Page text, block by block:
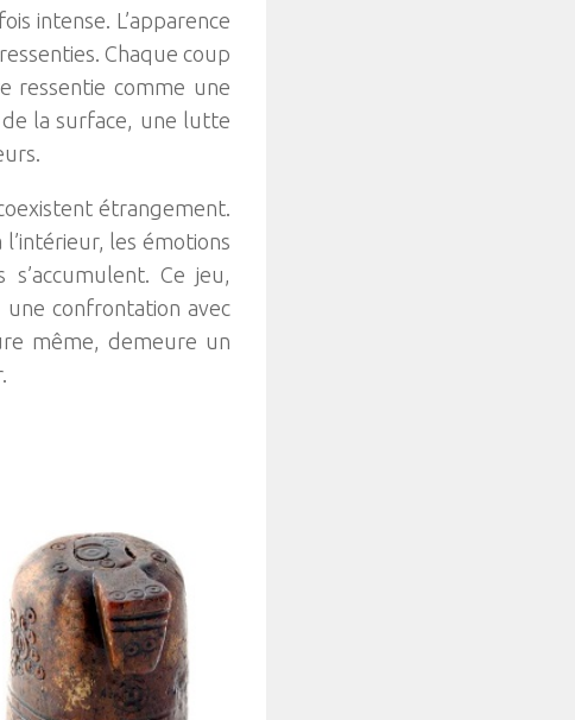
intense. L’apparence
Chaque coup
ressentie comme une
la surface, une lutte
étrangement.
les émotions
Ce jeu,
confrontation avec
même, demeure un